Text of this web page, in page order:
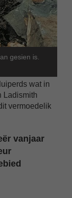
gesien is.
wat in
Ladismith
vermoedelik
vanjaar